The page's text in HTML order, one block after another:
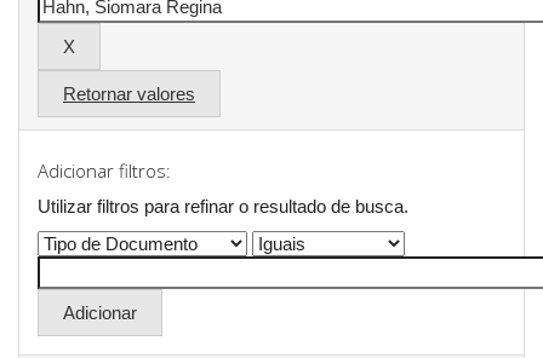
Retornar valores
Adicionar filtros:
Utilizar filtros para refinar o resultado de busca.